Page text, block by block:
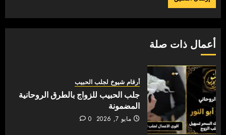
أعمال ذات صلة
أرقام شيوخ لجلب الحبيب
جلب الحبيب للزواج بالطرق الروحانية
المضمونة
مايو 7, 2026 0